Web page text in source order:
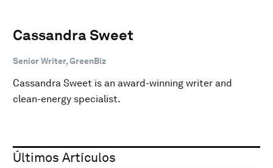
Cassandra Sweet
Senior Writer, GreenBiz
Cassandra Sweet is an award-winning writer and
clean-energy specialist.
Últimos Artículos